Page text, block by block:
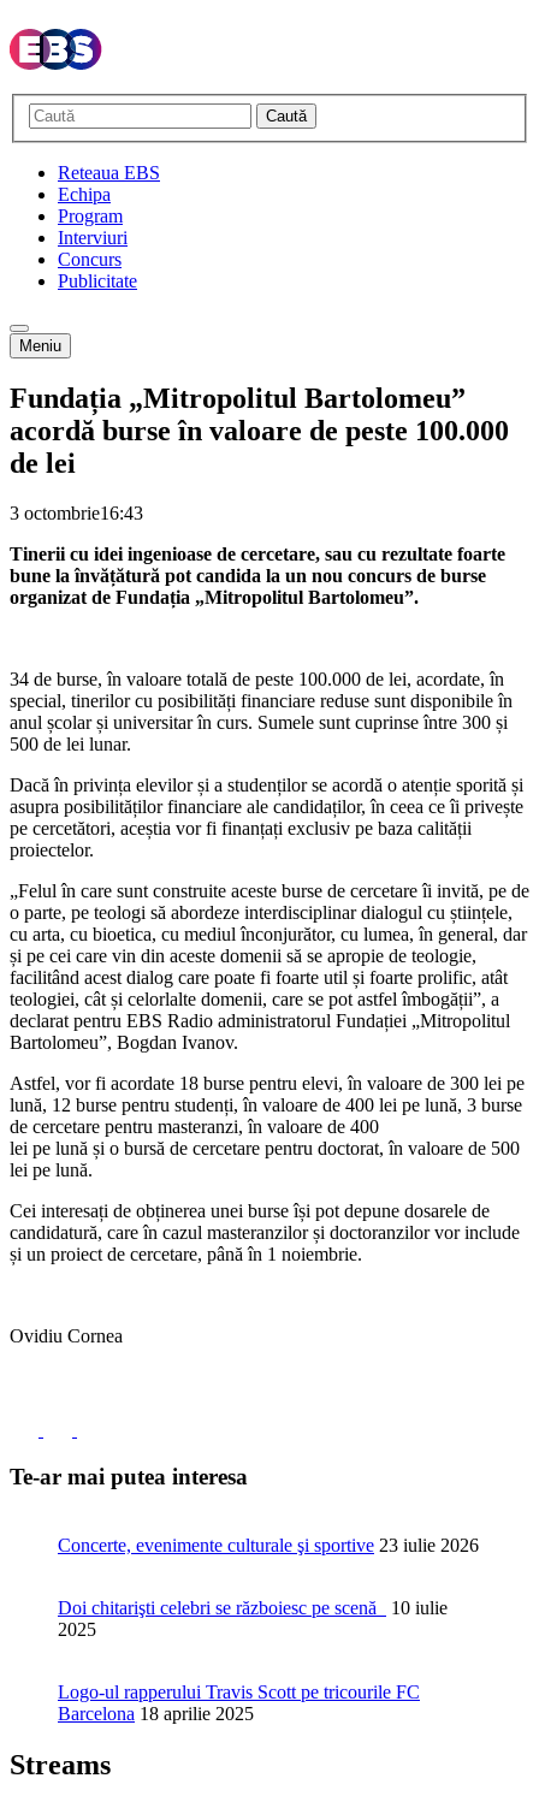
Caută
Reteaua EBS
Echipa
Program
Interviuri
Concurs
Publicitate
Meniu
Fundația „Mitropolitul Bartolomeu”
acordă burse în valoare de peste 100.000
de lei
3 octombrie16:43
Tinerii cu idei ingenioase de cercetare, sau cu rezultate foarte
bune la învățătură pot candida la un nou concurs de burse
organizat de Fundația „Mitropolitul Bartolomeu”.
34 de burse, în valoare totală de peste 100.000 de lei, acordate, în
special, tinerilor cu posibilități financiare reduse sunt disponibile în
anul școlar și universitar în curs. Sumele sunt cuprinse între 300 și
500 de lei lunar.
Dacă în privința elevilor și a studenților se acordă o atenție sporită și
asupra posibilităților financiare ale candidaților, în ceea ce îi privește
pe cercetători, aceștia vor fi finanțați exclusiv pe baza calității
proiectelor.
„Felul în care sunt construite aceste burse de cercetare îi invită, pe de
o parte, pe teologi să abordeze interdisciplinar dialogul cu științele,
cu arta, cu bioetica, cu mediul înconjurător, cu lumea, în general, dar
și pe cei care vin din aceste domenii să se apropie de teologie,
facilitând acest dialog care poate fi foarte util și foarte prolific, atât
teologiei, cât și celorlalte domenii, care se pot astfel îmbogății”, a
declarat pentru EBS Radio administratorul Fundației „Mitropolitul
Bartolomeu”, Bogdan Ivanov.
Astfel, vor fi acordate 18 burse pentru elevi, în valoare de 300 lei pe
lună, 12 burse pentru studenți, în valoare de 400 lei pe lună, 3 burse
de cercetare pentru masteranzi, în valoare de 400
lei pe lună și o bursă de cercetare pentru doctorat, în valoare de 500
lei pe lună.
Cei interesați de obținerea unei burse își pot depune dosarele de
candidatură, care în cazul masteranzilor și doctoranzilor vor include
și un proiect de cercetare, până în 1 noiembrie.
Ovidiu Cornea
Te-ar mai putea interesa
Concerte, evenimente culturale şi sportive 23 iulie 2026
Doi chitarişti celebri se războiesc pe scenă
10 iulie
2025
Logo-ul rapperului Travis Scott pe tricourile FC
Barcelona 18 aprilie 2025
Streams